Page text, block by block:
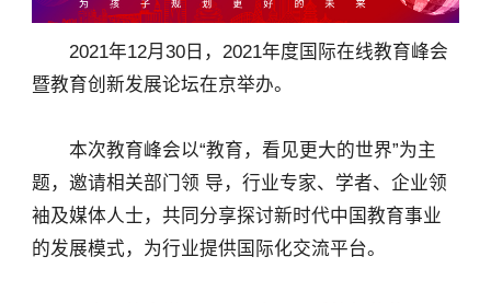
2021年12月30日，2021年度国际在线教育峰会
暨教育创新发展论坛在京举办。
本次教育峰会以“教育，看见更大的世界”为主
题，邀请相关部门领 导，行业专家、学者、企业领
袖及媒体人士，共同分享探讨新时代中国教育事业
的发展模式，为行业提供国际化交流平台。